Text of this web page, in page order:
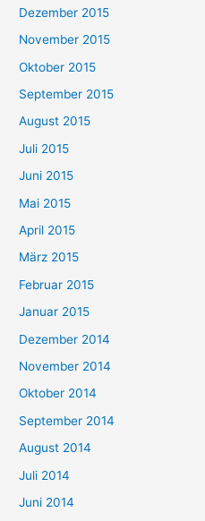
Dezember 2015
November 2015
Oktober 2015
September 2015
August 2015
Juli 2015
Juni 2015
Mai 2015
April 2015
März 2015
Februar 2015
Januar 2015
Dezember 2014
November 2014
Oktober 2014
September 2014
August 2014
Juli 2014
Juni 2014